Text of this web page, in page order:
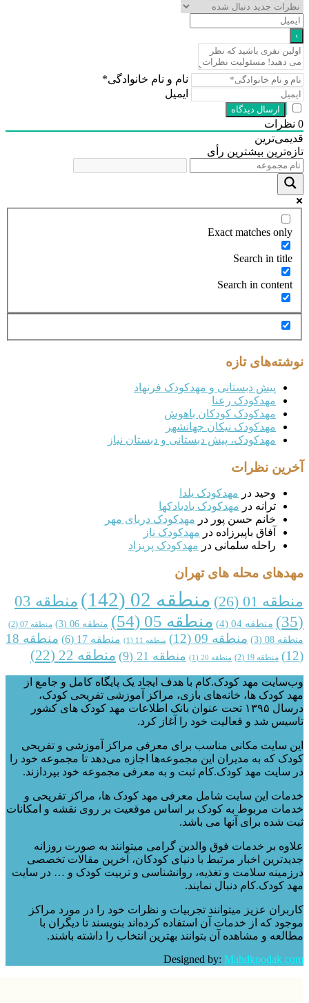
نام و نام خانوادگی*
بیشترین رأی
Exact matches
Search in
Search in
تازه
پیش دبستانی و مهدکودک فرنهاد
مهدکودک رعنا
مهدکودک کودکان باهوش
مهدکودک نیکان جهانشهر
مهدکودک، پیش دبستانی و دبستان نیاز
نظرات
وحید درمهدکودک یلدا
ترانه
درمهدکودک بادبادکها
خانم حسن پوردرمهدکودک دریای مهر
آفاق باپیرزاده درمهدکودک ناز
راحله سلمانیدرمهدکودک پریزاد
محله های تهران
01
(26) منطقه 02 (142) منطقه 03
منطقه 04 (4) منطقه 05 (54) منطقه 06 (3) منطقه 07 (2)
08
(3) منطقه 09 (12) منطقه 11 (1) منطقه 17 (6) منطقه 18
منطقه 19 (2) منطقه 20 (1) منطقه 21 (9) منطقه 22 (22)
مهد کودک.کام با هدف ایجاد یک پایگاه کامل و جامع از
کودک ها، خانه‌های بازی، مراکز آموزشی تفریحی کودک،
درسال ۱۳۹۵ تحت عنوان بانک اطلاعات مهد کودک های کشور
شد و فعالیت خود را آغاز کرد.
سایت مکانی مناسب برای معرفی مراکز آموزشی و تفریحی
که به مدیران این مجموعه‌ها اجازه می‌دهد تا مجموعه خود را
مهد کودک.کام ثبت و به معرفی مجموعه خود بپردازند.
این سایت شامل معرفی مهد کودک ها، مراکز تفریحی و
مربوط به کودک بر اساس موقعیت بر روی نقشه و امکانات
شده برای آنها می باشد.
بر خدمات فوق والدین گرامی میتوانند به صورت روزانه
اخبار مرتبط با دنیای کودکان، آخرین مقالات تخصصی
سلامت و تغذیه، روانشناسی و تربیت کودک و … در سایت
دنبال نمایند.
عزیز میتوانند تجربیات و نظرات خود را در مورد مراکز
که از خدمات آن استفاده کرده‌اند بنویسند تا دیگران با
و مشاهده آن بتوانند بهترین انتخاب را داشته باشند.
Designed by: